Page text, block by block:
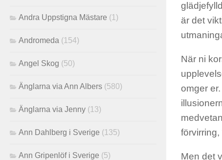
är det
När ni
omger
Men det
Andra Uppstigna Mästare (1)
Andromeda (154)
Angel Skog (50)
Änglarna via Ann Albers (580)
Änglarna via Jenny (13)
Ann Dahlberg i Sverige (135)
Ann Gripenlöf i Sverige (5)